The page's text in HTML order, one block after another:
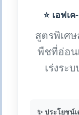
⭐ เอฟเ
สูตรพิเศ
พืชที่อ่อน
เร่งระ
✨ ประโยชน์